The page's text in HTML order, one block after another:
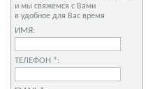
и мы свяжемся с Вами
в удобное для Вас время
ИМЯ:
ТЕЛЕФОН *: